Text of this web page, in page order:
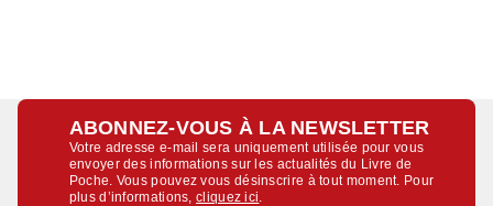
ABONNEZ-VOUS À LA NEWSLETTER
Votre adresse e-mail sera uniquement utilisée pour vous
envoyer des informations sur les actualités du Livre de
Poche. Vous pouvez vous désinscrire à tout moment. Pour
plus d’informations,cliquez ici